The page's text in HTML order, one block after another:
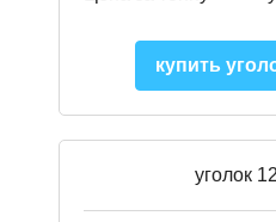
купить
уголок